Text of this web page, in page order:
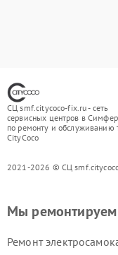
СЦ smf.citycoco-fix.ru - сеть
сервисных центров в
по ремонту и обслуживанию
CityCoco
2021-2026 © СЦ
Мы ремонтируем
Ремонт